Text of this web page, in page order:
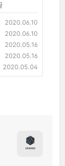
2020.06.10
2020.06.10
2020.05.16
2020.05.16
2020.05.04